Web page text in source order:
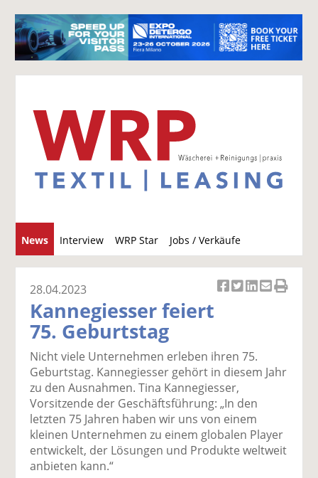
News Interview WRP Star Jobs / Verkäufe
u
c
a
uf
F
ac
e
b
o
el
t
wi
tt
er
n
el
a
uf
n
k
e
di
p
er
l
v
D
ru
28.04.2023
Kannegiesser feiert
75. Geburtstag
Nicht viele Unternehmen erleben ihren 75.
Geburtstag. Kannegiesser gehört in diesem Jahr
zu den Ausnahmen. Tina Kannegiesser,
Vorsitzende der Geschäftsführung: „In den
letzten 75 Jahren haben wir uns von einem
kleinen Unternehmen zu einem globalen Player
entwickelt, der Lösungen und Produkte weltweit
anbieten kann.“